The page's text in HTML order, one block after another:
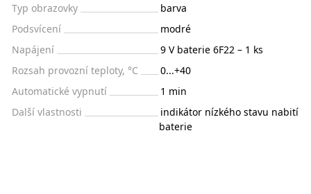
Typ obrazovky
barva
Podsvícení
modré
Napájení
9 V baterie 6F22 – 1 ks
Rozsah provozní teploty, °C
0...+40
Automatické vypnutí
1 min
Další vlastnosti
indikátor nízkého stavu nabití
baterie